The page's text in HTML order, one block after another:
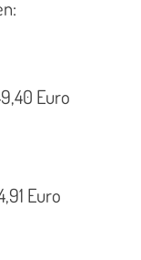
Euro
Euro